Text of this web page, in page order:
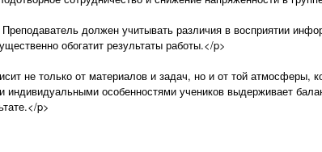
должен учитывать различия в восприятии
обогатит результаты работы.</p>
не только от материалов и задач, но и от той атмосферы,
особенностями учеников выдерживает
p>